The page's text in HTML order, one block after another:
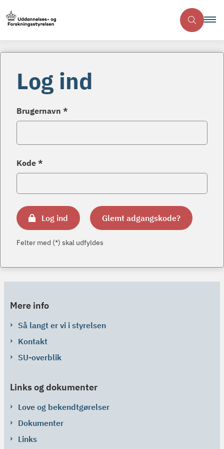
Log ind
Brugernavn *
Kode *
Log ind Glemt adgangskode?
Felter med (*) skal udfyldes
Mere info
Så langt er vi i styrelsen
Kontakt
SU-overblik
Links og dokumenter
Love og bekendtgørelser
Dokumenter
Links